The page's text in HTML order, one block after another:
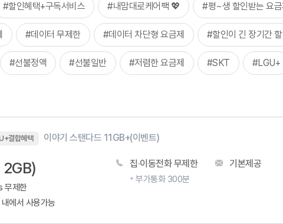
#할인혜택+구독서비스 #내맘대로케어팩 💖 #평~생 할인받는 요금
#데이터 무제한 #데이터 차단형 요금제 #할인이 긴 장기간 할
#선불정액 #선불일반 #저렴한 요금제 #SKT #LGU+
결합혜택 이야기 스탠다드 11GB+(이벤트)
2GB)
무제한
에서 사용가능
집·이동전화 무제한
부가통화 300분
기본제공